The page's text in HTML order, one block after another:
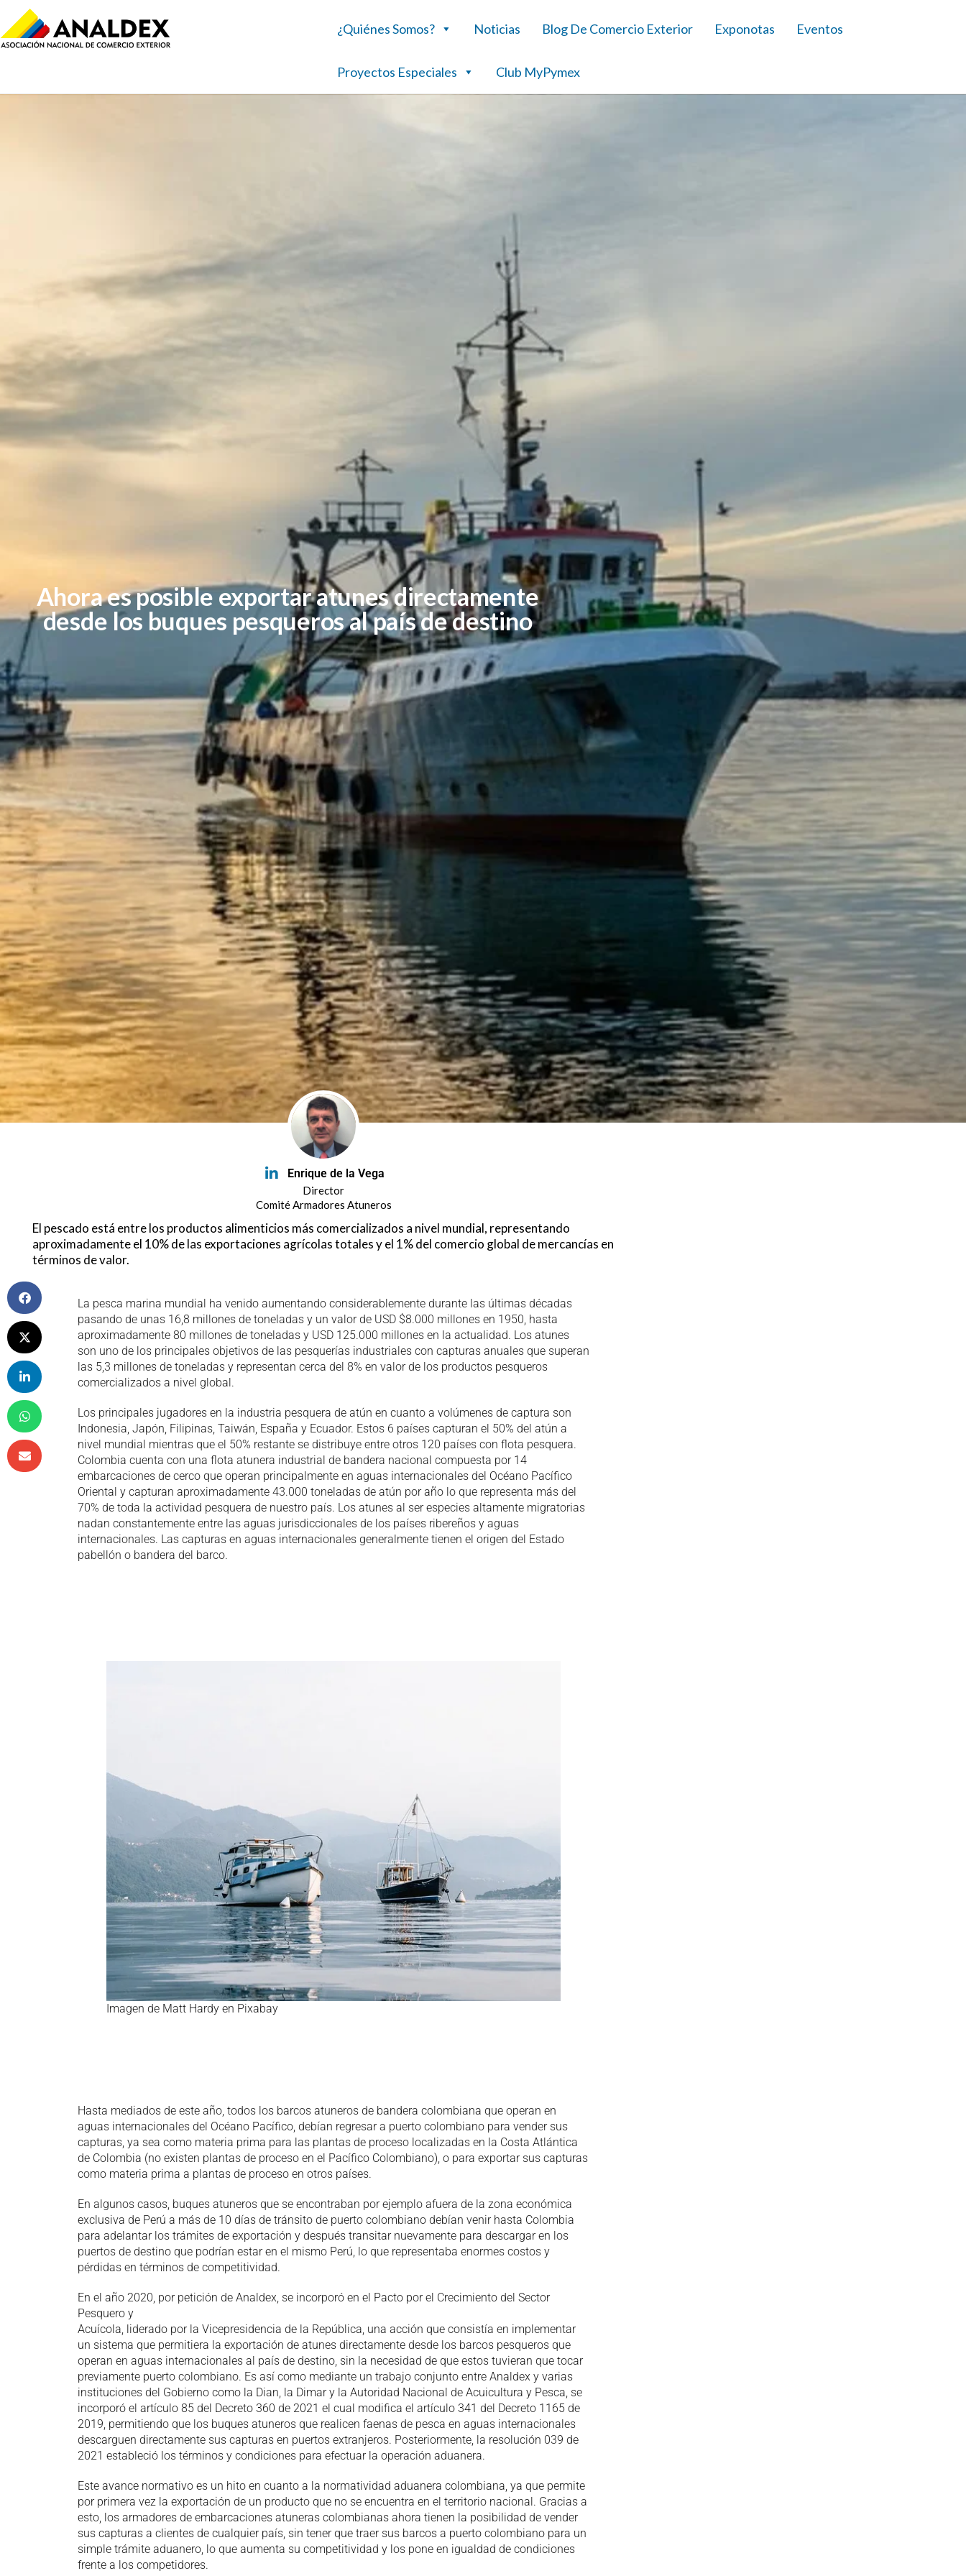
¿Quiénes Somos? Noticias Blog De Comercio Exterior Exponotas Eventos
Proyectos Especiales Club MyPymex
Ahora es posible exportar atunes directamente
desde los buques pesqueros al país de destino
Enrique de la Vega
Director
Comité Armadores Atuneros
El pescado está entre los productos alimenticios más comercializados a nivel mundial, representando
aproximadamente el 10% de las exportaciones agrícolas totales y el 1% del comercio global de mercancías en
términos de valor.
La pesca marina mundial ha venido aumentando considerablemente durante las últimas décadas
pasando de unas 16,8 millones de toneladas y un valor de USD $8.000 millones en 1950, hasta
aproximadamente 80 millones de toneladas y USD 125.000 millones en la actualidad. Los atunes
son uno de los principales objetivos de las pesquerías industriales con capturas anuales que superan
las 5,3 millones de toneladas y representan cerca del 8% en valor de los productos pesqueros
comercializados a nivel global.
Los principales jugadores en la industria pesquera de atún en cuanto a volúmenes de captura son
Indonesia, Japón, Filipinas, Taiwán, España y Ecuador. Estos 6 países capturan el 50% del atún a
nivel mundial mientras que el 50% restante se distribuye entre otros 120 países con flota pesquera.
Colombia cuenta con una flota atunera industrial de bandera nacional compuesta por 14
embarcaciones de cerco que operan principalmente en aguas internacionales del Océano Pacífico
Oriental y capturan aproximadamente 43.000 toneladas de atún por año lo que representa más del
70% de toda la actividad pesquera de nuestro país. Los atunes al ser especies altamente migratorias
nadan constantemente entre las aguas jurisdiccionales de los países ribereños y aguas
internacionales. Las capturas en aguas internacionales generalmente tienen el origen del Estado
pabellón o bandera del barco.
Imagen de Matt Hardy en Pixabay
Hasta mediados de este año, todos los barcos atuneros de bandera colombiana que operan en
aguas internacionales del Océano Pacífico, debían regresar a puerto colombiano para vender sus
capturas, ya sea como materia prima para las plantas de proceso localizadas en la Costa Atlántica
de Colombia (no existen plantas de proceso en el Pacífico Colombiano), o para exportar sus capturas
como materia prima a plantas de proceso en otros países.
En algunos casos, buques atuneros que se encontraban por ejemplo afuera de la zona económica
exclusiva de Perú a más de 10 días de tránsito de puerto colombiano debían venir hasta Colombia
para adelantar los trámites de exportación y después transitar nuevamente para descargar en los
puertos de destino que podrían estar en el mismo Perú, lo que representaba enormes costos y
pérdidas en términos de competitividad.
En el año 2020, por petición de Analdex, se incorporó en el Pacto por el Crecimiento del Sector
Pesquero y
Acuícola, liderado por la Vicepresidencia de la República, una acción que consistía en implementar
un sistema que permitiera la exportación de atunes directamente desde los barcos pesqueros que
operan en aguas internacionales al país de destino, sin la necesidad de que estos tuvieran que tocar
previamente puerto colombiano. Es así como mediante un trabajo conjunto entre Analdex y varias
instituciones del Gobierno como la Dian, la Dimar y la Autoridad Nacional de Acuicultura y Pesca, se
incorporó el artículo 85 del Decreto 360 de 2021 el cual modifica el artículo 341 del Decreto 1165 de
2019, permitiendo que los buques atuneros que realicen faenas de pesca en aguas internacionales
descarguen directamente sus capturas en puertos extranjeros. Posteriormente, la resolución 039 de
2021 estableció los términos y condiciones para efectuar la operación aduanera.
Este avance normativo es un hito en cuanto a la normatividad aduanera colombiana, ya que permite
por primera vez la exportación de un producto que no se encuentra en el territorio nacional. Gracias a
esto, los armadores de embarcaciones atuneras colombianas ahora tienen la posibilidad de vender
sus capturas a clientes de cualquier país, sin tener que traer sus barcos a puerto colombiano para un
simple trámite aduanero, lo que aumenta su competitividad y los pone en igualdad de condiciones
frente a los competidores.